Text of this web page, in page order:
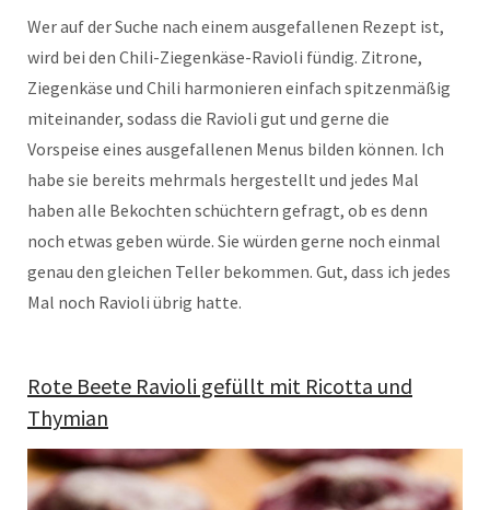
Wer auf der Suche nach einem ausgefallenen Rezept ist,
wird bei den Chili-Ziegenkäse-Ravioli fündig. Zitrone,
Ziegenkäse und Chili harmonieren einfach spitzenmäßig
miteinander, sodass die Ravioli gut und gerne die
Vorspeise eines ausgefallenen Menus bilden können. Ich
habe sie bereits mehrmals hergestellt und jedes Mal
haben alle Bekochten schüchtern gefragt, ob es denn
noch etwas geben würde. Sie würden gerne noch einmal
genau den gleichen Teller bekommen. Gut, dass ich jedes
Mal noch Ravioli übrig hatte.
Rote Beete Ravioli gefüllt mit Ricotta und
Thymian